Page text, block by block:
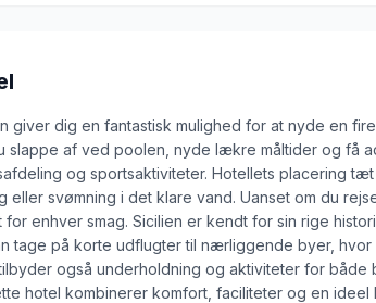
giver dig en fantastisk mulighed for at nyde en
slappe af ved poolen, nyde lækre måltider og få
og sportsaktiviteter. Hotellets placering
eller svømning i det klare vand. Uanset om du
enhver smag. Sicilien er kendt for sin rige
tage på korte udflugter til nærliggende byer, hvor
også underholdning og aktiviteter for både
hotel kombinerer komfort, faciliteter og en